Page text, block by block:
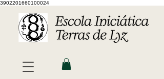
3902201660100024